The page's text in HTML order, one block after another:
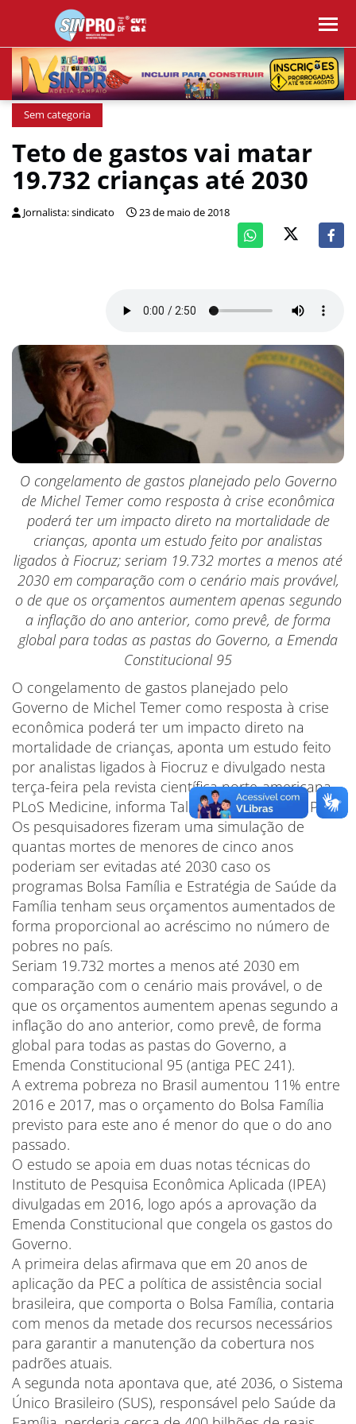
Sem categoria
Teto de gastos vai matar
19.732 crianças até 2030
Jornalista: sindicato 23 de maio de 2018
O congelamento de gastos planejado pelo Governo
de Michel Temer como resposta à crise econômica
poderá ter um impacto direto na mortalidade de
crianças, aponta um estudo feito por analistas
ligados à Fiocruz; seriam 19.732 mortes a menos até
2030 em comparação com o cenário mais provável,
o de que os orçamentos aumentem apenas segundo
a inflação do ano anterior, como prevê, de forma
global para todas as pastas do Governo, a Emenda
Constitucional 95
O congelamento de gastos planejado pelo
Governo de Michel Temer como resposta à crise
econômica poderá ter um impacto direto na
mortalidade de crianças, aponta um estudo feito
por analistas ligados à Fiocruz e divulgado nesta
terça-feira pela revista científica norte-americana
PLoS Medicine, informa Talita Benidelli, em El País.
Os pesquisadores fizeram uma simulação de
quantas mortes de menores de cinco anos
poderiam ser evitadas até 2030 caso os
programas Bolsa Família e Estratégia de Saúde da
Família tenham seus orçamentos aumentados de
forma proporcional ao acréscimo no número de
pobres no país.
Seriam 19.732 mortes a menos até 2030 em
comparação com o cenário mais provável, o de
que os orçamentos aumentem apenas segundo a
inflação do ano anterior, como prevê, de forma
global para todas as pastas do Governo, a
Emenda Constitucional 95 (antiga PEC 241).
A extrema pobreza no Brasil aumentou 11% entre
2016 e 2017, mas o orçamento do Bolsa Família
previsto para este ano é menor do que o do ano
passado.
O estudo se apoia em duas notas técnicas do
Instituto de Pesquisa Econômica Aplicada (IPEA)
divulgadas em 2016, logo após a aprovação da
Emenda Constitucional que congela os gastos do
Governo.
A primeira delas afirmava que em 20 anos de
aplicação da PEC a política de assistência social
brasileira, que comporta o Bolsa Família, contaria
com menos da metade dos recursos necessários
para garantir a manutenção da cobertura nos
padrões atuais.
A segunda nota apontava que, até 2036, o Sistema
Único Brasileiro (SUS), responsável pelo Saúde da